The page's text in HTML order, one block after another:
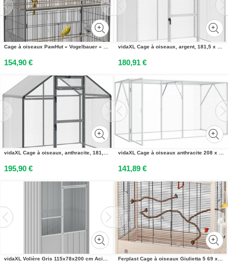
Cage à oiseaux PawHut « Vogelbauer » avec perchoirs, cage à oiseaux avec étagère et roulettes en acier
154,90 €
vidaXL Cage à oiseaux, argent, 181,5 x 112 x 173,5 cm
180,91 €
vidaXL Cage à oiseaux, anthracite, 181,5 x 112 x 173,5 cm
195,90 €
vidaXL Cage à oiseaux anthracite 208 x 102 x 108 cm Acier galvanisé
141,89 €
vidaXL Volière Gris 115x78x200 cm Acier galvanisé Ferplast Cage à oiseaux Giulietta 5 69 x 34,5 x 58 cm 52067117